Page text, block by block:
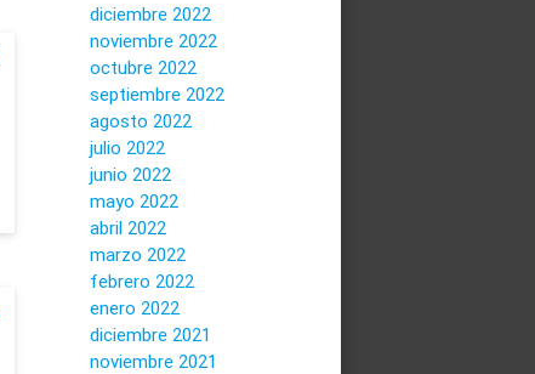
diciembre 2022
noviembre 2022
octubre 2022
septiembre 2022
agosto 2022
julio 2022
junio 2022
mayo 2022
abril 2022
marzo 2022
febrero 2022
enero 2022
diciembre 2021
noviembre 2021